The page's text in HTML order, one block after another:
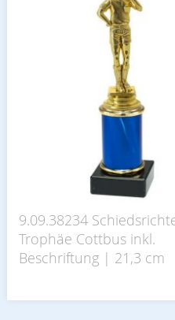
9.09.38234
Trophäe Cottbus inkl.
Beschriftung | 21,3 cm